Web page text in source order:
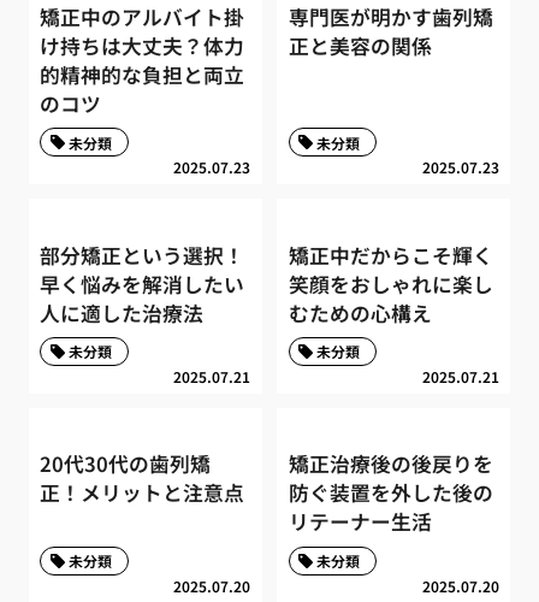
矯正中のアルバイト掛
け持ちは大丈夫？体力
的精神的な負担と両立
のコツ
2025.07.23
未分類
専門医が明かす歯列矯
正と美容の関係
2025.07.23
未分類
部分矯正という選択！
早く悩みを解消したい
人に適した治療法
2025.07.21
未分類
矯正中だからこそ輝く
笑顔をおしゃれに楽し
むための心構え
2025.07.21
未分類
20代30代の歯列矯
正！メリットと注意点
2025.07.20
未分類
矯正治療後の後戻りを
防ぐ装置を外した後の
リテーナー生活
2025.07.20
未分類